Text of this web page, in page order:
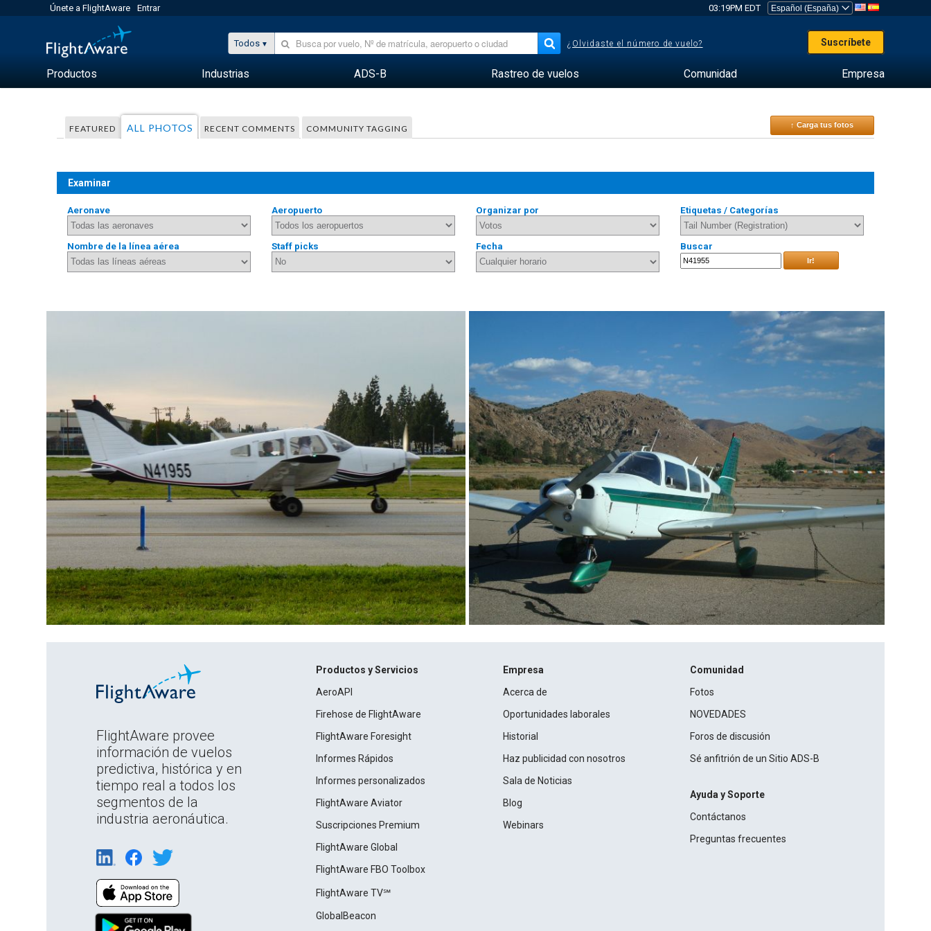
Únete a FlightAware Entrar 03:19PM EDT
Todos ¿Olvidaste el número de vuelo? Suscríbete
Productos Industrias ADS-B Rastreo de vuelos Comunidad Empresa
FEATURED ALL PHOTOS RECENT COMMENTS COMMUNITY TAGGING ↑ Carga tus fotos
Examinar
Aeronave Aeropuerto Organizar por Etiquetas / Categorías
Nombre de la línea aérea Staff picks Fecha Buscar
Ir!
FlightAware provee
información de vuelos
predictiva, histórica y en
tiempo real a todos los
segmentos de la
industria aeronáutica.
Productos y Servicios
AeroAPI
Firehose de FlightAware
FlightAware Foresight
Informes Rápidos
Informes personalizados
FlightAware Aviator
Suscripciones Premium
FlightAware Global
FlightAware FBO Toolbox
FlightAware TV℠
GlobalBeacon
Empresa
Acerca de
Oportunidades laborales
Historial
Haz publicidad con nosotros
Sala de Noticias
Blog
Webinars
Comunidad
Fotos
NOVEDADES
Foros de discusión
Sé anfitrión de un Sitio ADS-B
Ayuda y Soporte
Contáctanos
Preguntas frecuentes